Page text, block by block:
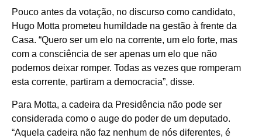
Pouco antes da votação, no discurso como candidato,
Hugo Motta prometeu humildade na gestão à frente da
Casa. “Quero ser um elo na corrente, um elo forte, mas
com a consciência de ser apenas um elo que não
podemos deixar romper. Todas as vezes que romperam
esta corrente, partiram a democracia”, disse.
Para Motta, a cadeira da Presidência não pode ser
considerada como o auge do poder de um deputado.
“Aquela cadeira não faz nenhum de nós diferentes, é